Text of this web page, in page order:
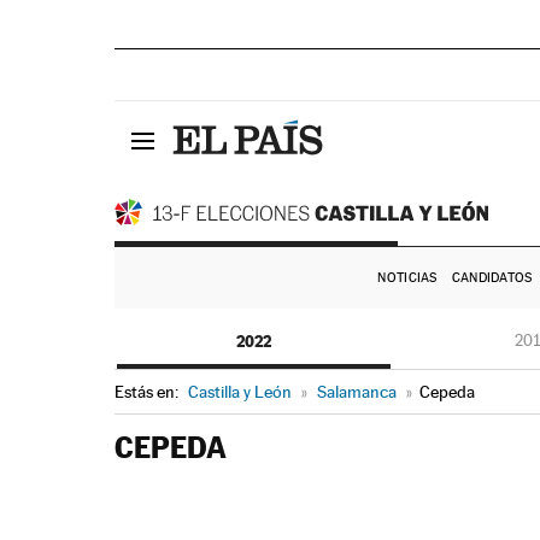
NOTICIAS CANDIDATOS
2022
Estás en: Castilla y León » Salamanca » Cepeda
CEPEDA